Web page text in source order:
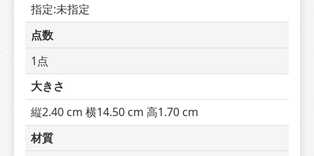
指定:未指定
点数
1点
大きさ
縦2.40 cm 横14.50 cm 高1.70 cm
材質